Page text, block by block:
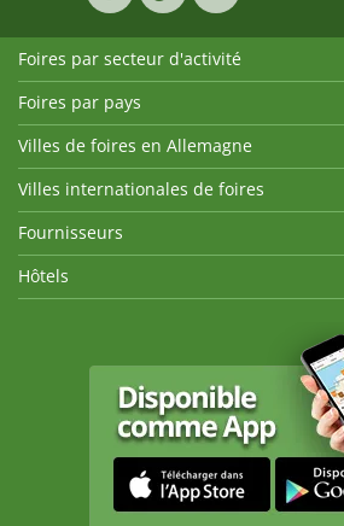
Foires par secteur d'activité
Foires par pays
Villes de foires en Allemagne
Villes internationales de foires
Fournisseurs
Hôtels